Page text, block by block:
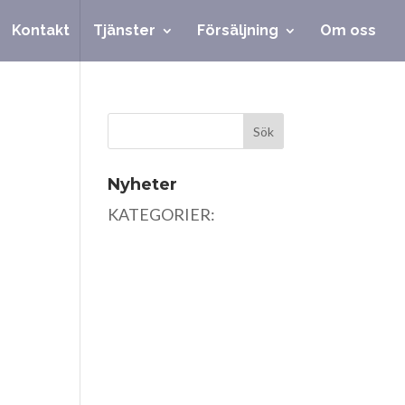
Kontakt Tjänster Försäljning Om oss
Nyheter
KATEGORIER: